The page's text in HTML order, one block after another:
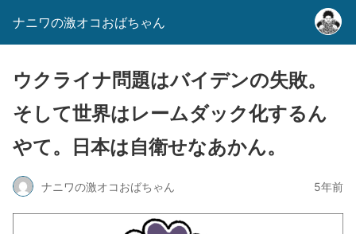
ナニワの激オコおばちゃん
ウクライナ問題はバイデンの失敗。
そして世界はレームダック化するん
やて。日本は自衛せなあかん。
ナニワの激オコおばちゃん 5年前